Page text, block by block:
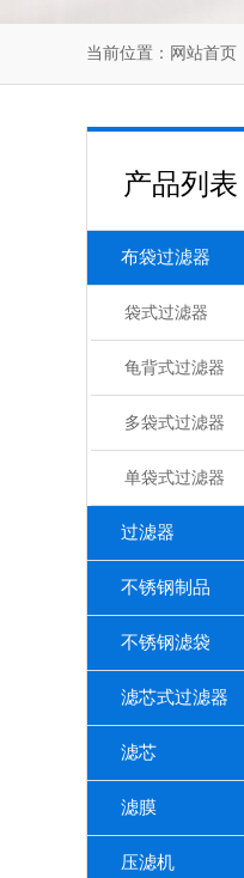
当前位置： 网站首页
产品列表
布袋过滤器
袋式过滤器
龟背式过滤器
多袋式过滤器
单袋式过滤器
过滤器
不锈钢制品
不锈钢滤袋
滤芯式过滤器
滤芯
滤膜
压滤机